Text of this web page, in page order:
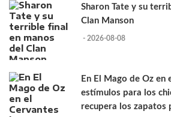
Sharon Tate y su
Clan Manson
- 2026-08-08
En El Mago de Oz en
estímulos para los
recupera los zapatos